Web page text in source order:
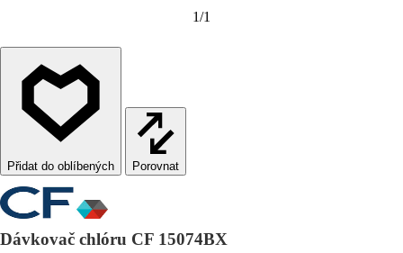
1/1
Porovnat
Dávkovač chlóru CF 15074BX